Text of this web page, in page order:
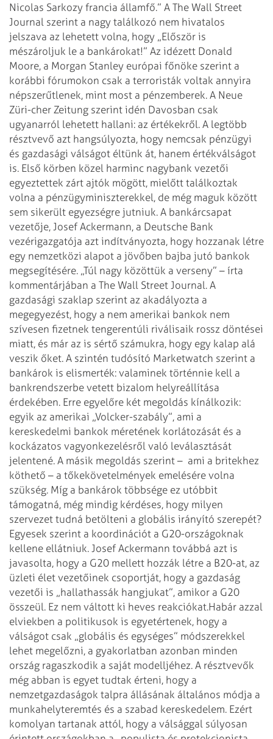
Nicolas Sarkozy francia államfő.” A The Wall Street
Journal szerint a nagy találkozó nem hivatalos
jelszava az lehetett volna, hogy „Először is
mészároljuk le a bankárokat!” Az idézett Donald
Moore, a Morgan Stanley európai főnöke szerint a
korábbi fórumokon csak a terroristák voltak annyira
népszerűtlenek, mint most a pénzemberek. A Neue
Züri-cher Zeitung szerint idén Davosban csak
ugyanarról lehetett hallani: az értékekről. A legtöbb
résztvevő azt hangsúlyozta, hogy nemcsak pénzügyi
és gazdasági válságot éltünk át, hanem értékválságot
is. Első körben közel harminc nagybank vezetői
egyeztettek zárt ajtók mögött, mielőtt találkoztak
volna a pénzügyminiszterekkel, de még maguk között
sem sikerült egyezségre jutniuk. A bankárcsapat
vezetője, Josef Ackermann, a Deutsche Bank
vezérigazgatója azt indítványozta, hogy hozzanak létre
egy nemzetközi alapot a jövőben bajba jutó bankok
megsegítésére. „Túl nagy közöttük a verseny” – írta
kommentárjában a The Wall Street Journal. A
gazdasági szaklap szerint az akadályozta a
megegyezést, hogy a nem amerikai bankok nem
szívesen fizetnek tengerentúli riválisaik rossz döntései
miatt, és már az is sértő számukra, hogy egy kalap alá
veszik őket. A szintén tudósító Marketwatch szerint a
bankárok is elismerték: valaminek történnie kell a
bankrendszerbe vetett bizalom helyreállítása
érdekében. Erre egyelőre két megoldás kínálkozik:
egyik az amerikai „Volcker-szabály”, ami a
kereskedelmi bankok méretének korlátozását és a
kockázatos vagyonkezelésről való leválasztását
jelentené. A másik megoldás szerint – ami a britekhez
köthető – a tőkekövetelmények emelésére volna
szükség. Míg a bankárok többsége ez utóbbit
támogatná, még mindig kérdéses, hogy milyen
szervezet tudná betölteni a globális irányító szerepét?
Egyesek szerint a koordinációt a G20-országoknak
kellene ellátniuk. Josef Ackermann továbbá azt is
javasolta, hogy a G20 mellett hozzák létre a B20-at, az
üzleti élet vezetőinek csoportját, hogy a gazdaság
vezetői is „hallathassák hangjukat”, amikor a G20
összeül. Ez nem váltott ki heves reakciókat.Habár azzal
elviekben a politikusok is egyetértenek, hogy a
válságot csak „globális és egységes” módszerekkel
lehet megelőzni, a gyakorlatban azonban minden
ország ragaszkodik a saját modelljéhez. A résztvevők
még abban is egyet tudtak érteni, hogy a
nemzetgazdaságok talpra állásának általános módja a
munkahelyteremtés és a szabad kereskedelem. Ezért
komolyan tartanak attól, hogy a válsággal súlyosan